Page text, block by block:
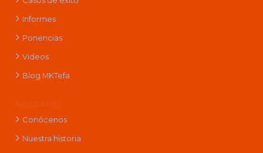
Informes
Ponencias
Videos
Blog MKTefa
NOSOTROS
Conócenos
Nuestra historia